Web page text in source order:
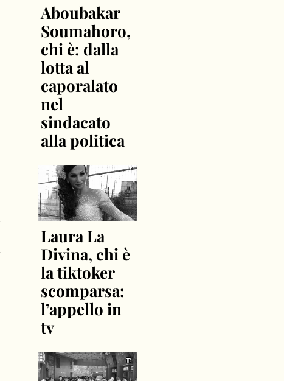
Aboubakar
Soumahoro,
chi è: dalla
lotta al
caporalato
nel
sindacato
alla politica
Laura La
Divina, chi è
la tiktoker
scomparsa:
l’appello in
tv